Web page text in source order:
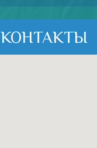
КОНТАКТЫ